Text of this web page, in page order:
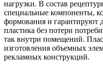
нагрузки. В состав
специальные компоненты,
формования и гарантируют
пластика без потери
так внутри помещений.
изготовления объемных
рекламных конструкций.